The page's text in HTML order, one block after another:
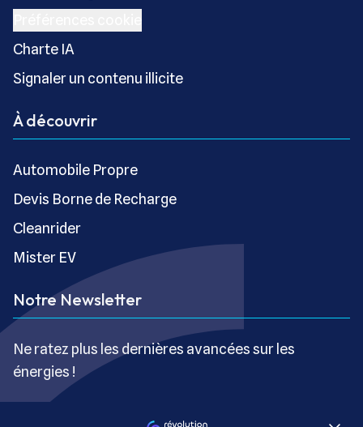
Charte IA
Signaler un contenu illicite
À découvrir
Automobile Propre
Devis Borne de Recharge
Cleanrider
Mister EV
Notre Newsletter
Ne ratez plus les dernières avancées sur les
énergies !
S’inscrire gratuitement